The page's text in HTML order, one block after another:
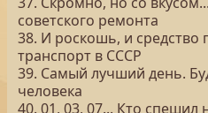
советского ремонта
38. И роскошь, и
транспорт в СССР
39. Самый лучший день.
человека
40. 01, 03, 07... Кто